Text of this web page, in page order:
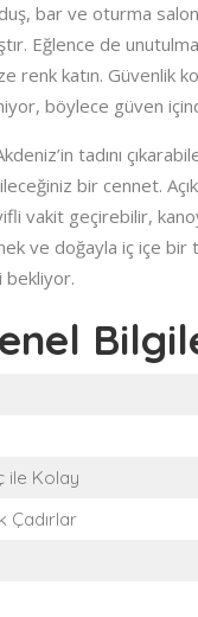
bar ve oturma
Eğlence de
renk katın. Güvenlik
böylece güven
tadını
bir cennet.
vakit geçirebilir,
ve doğayla iç içe bir
bekliyor.
ile Kolay
Çadırlar